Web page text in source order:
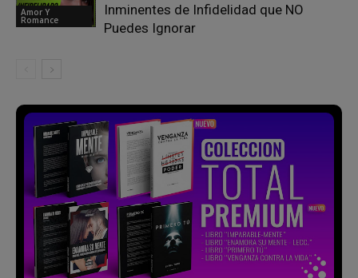
Amor Y
Romance
Inminentes de Infidelidad que NO
Puedes Ignorar